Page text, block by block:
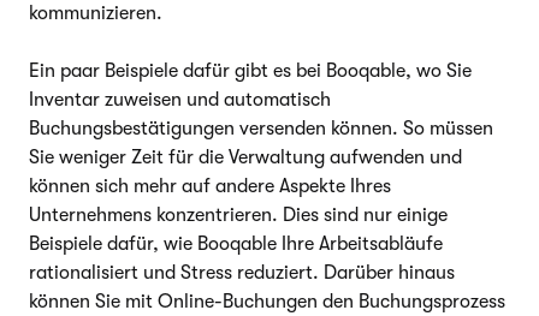
kommunizieren.
Ein paar Beispiele dafür gibt es bei Booqable, wo Sie
Inventar zuweisen und automatisch
Buchungsbestätigungen versenden können. So müssen
Sie weniger Zeit für die Verwaltung aufwenden und
können sich mehr auf andere Aspekte Ihres
Unternehmens konzentrieren. Dies sind nur einige
Beispiele dafür, wie Booqable Ihre Arbeitsabläufe
rationalisiert und Stress reduziert. Darüber hinaus
können Sie mit Online-Buchungen den Buchungsprozess